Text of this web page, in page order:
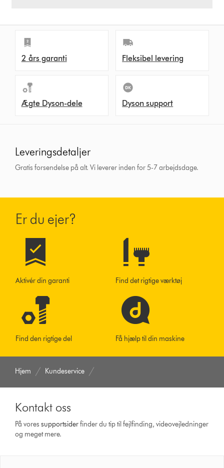
2 års garanti Fleksibel levering
Ægte Dyson-dele Dyson support
Leveringsdetaljer
Gratis forsendelse på alt. Vi leverer inden for 5-7 arbejdsdage.
Er du ejer?
Aktivér din garanti Find det rigtige værktøj
Find den rigtige del Få hjælp til din maskine
Hjem Kundeservice
Kontakt oss
På voressupport­siderfinder du tip til fejlfinding, video­vejledninger
og meget mere.